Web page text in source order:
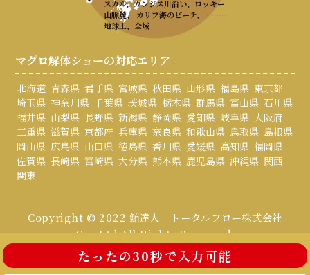
たったの30秒で入力可能
スカル、ガンジス川沿い、ロッキー
山脈麓、 カリブ海のビーチ、 ………
地球上、全域
マグロ解体ショーの対応エリア
北海道 青森県 岩手県 宮城県 秋田県 山形県 福島県 東京都
埼玉県 神奈川県 千葉県 茨城県 栃木県 群馬県 富山県 石川県
福井県 山梨県 長野県 新潟県 静岡県 愛知県 岐阜県 大阪府
三重県 滋賀県 京都府 兵庫県 奈良県 和歌山県 鳥取県 島根県
岡山県 広島県 山口県 徳島県 香川県 愛媛県 高知県 福岡県
佐賀県 長崎県 宮崎県 大分県 熊本県 鹿児島県 沖縄県 関西
関東
Copyright © 2022 鮪達人 | トータルフロー株式会社
Co., Ltd All Rights Reserved.